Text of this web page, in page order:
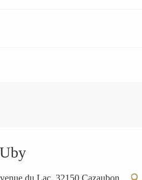
du Lac, 32150 Cazaubon